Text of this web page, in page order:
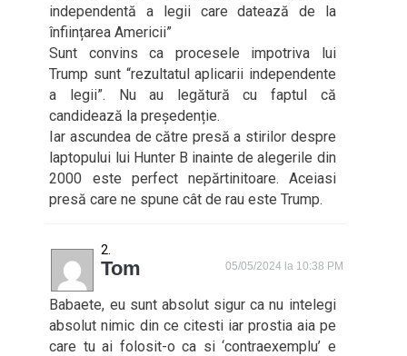
independentă a legii care datează de la
înființarea Americii”
Sunt convins ca procesele impotriva lui
Trump sunt “rezultatul aplicarii independente
a legii”. Nu au legătură cu faptul că
candidează la președenție.
Iar ascundea de către presă a stirilor despre
laptopului lui Hunter B inainte de alegerile din
2000 este perfect nepărtinitoare. Aceiasi
presă care ne spune cât de rau este Trump.
Tom 05/05/2024 la 10:38 PM
Babaete, eu sunt absolut sigur ca nu intelegi
absolut nimic din ce citesti iar prostia aia pe
care tu ai folosit-o ca si ‘contraexemplu’ e